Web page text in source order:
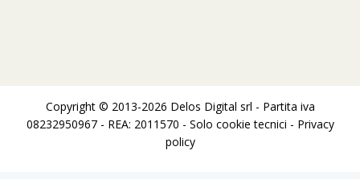
Copyright © 2013-2026 Delos Digital srl - Partita iva
08232950967 - REA: 2011570 - Solo cookie tecnici - Privacy
policy